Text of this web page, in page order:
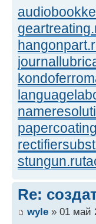
stungun.ru
Re:
wyle » 01 май